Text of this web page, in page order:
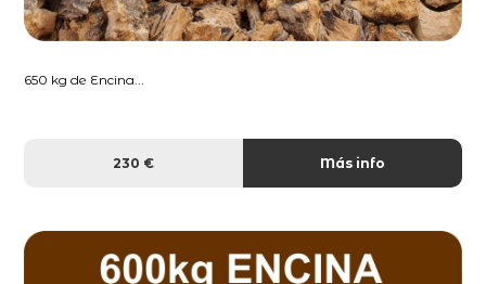
650 kg de Encina...
230 € Más info